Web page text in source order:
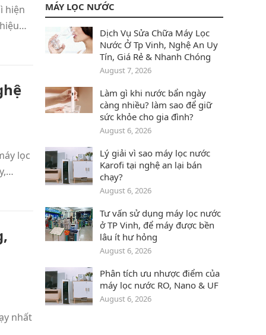
hiện
lọc
nhất
MÁY LỌC NƯỚC
Dịch Vụ Sửa Chữa Máy Lọc
Nước Ở Tp Vinh, Nghệ An Uy
Tín, Giá Rẻ & Nhanh Chóng
August 7, 2026
Làm gì khi nước bẩn ngày
càng nhiều? làm sao để giữ
sức khỏe cho gia đình?
August 6, 2026
Lý giải vì sao máy lọc nước
Karofi tại nghệ an lại bán
chạy?
August 6, 2026
Tư vấn sử dụng máy lọc nước
ở TP Vinh, để máy được bền
lâu ít hư hỏng
August 6, 2026
Phân tích ưu nhược điểm của
máy lọc nước RO, Nano & UF
August 6, 2026